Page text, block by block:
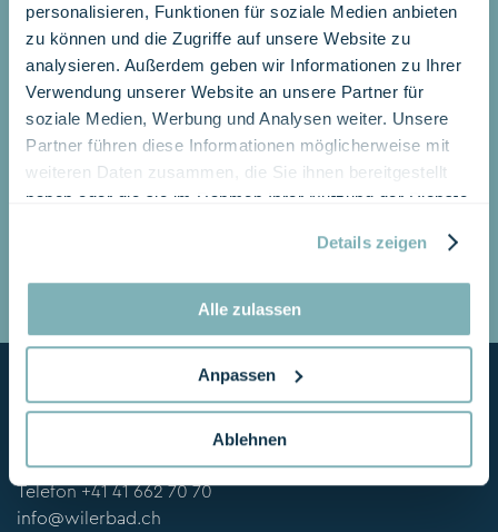
personalisieren, Funktionen für soziale Medien anbieten
zu können und die Zugriffe auf unsere Website zu
analysieren. Außerdem geben wir Informationen zu Ihrer
Verwendung unserer Website an unsere Partner für
soziale Medien, Werbung und Analysen weiter. Unsere
Partner führen diese Informationen möglicherweise mit
weiteren Daten zusammen, die Sie ihnen bereitgestellt
haben oder die sie im Rahmen Ihrer Nutzung der Dienste
Details zeigen
Alle zulassen
Anpassen
Ablehnen
Newsletter
Wir informieren Sie regelmässig über die
Angebote vom Seehotel Wilerbad.
JETZT ABONNIEREN
Teilen Sie mit uns die schönsten Momente und
Seehotel Wilerbad
6062 Wilen am Sarnersee
Telefon+41 41 662 70 70
info@wilerbad.ch